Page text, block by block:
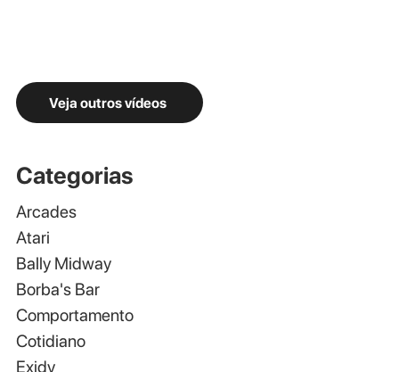
Veja outros vídeos
Categorias
Arcades
Atari
Bally Midway
Borba's Bar
Comportamento
Cotidiano
Exidy